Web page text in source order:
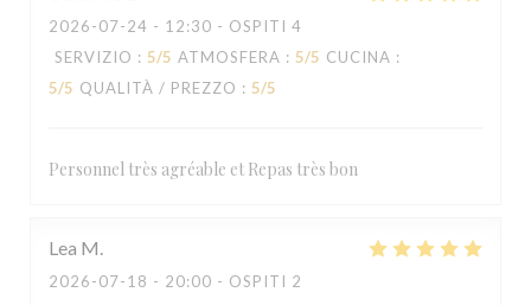
2026-07-24 - 12:30 - OSPITI 4
SERVIZIO : 5/5 ATMOSFERA : 5/5 CUCINA :
5/5 QUALITÀ / PREZZO : 5/5
Personnel très agréable et Repas très bon
Lea M
2026-07-18 - 20:00 - OSPITI 2